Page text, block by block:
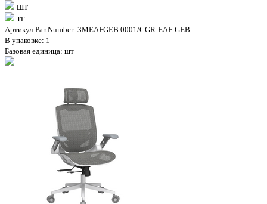
шт
тг
Артикул-PartNumber: 3MEAFGEB.0001/CGR-EAF-GEB
В упаковке: 1
Базовая единица: шт